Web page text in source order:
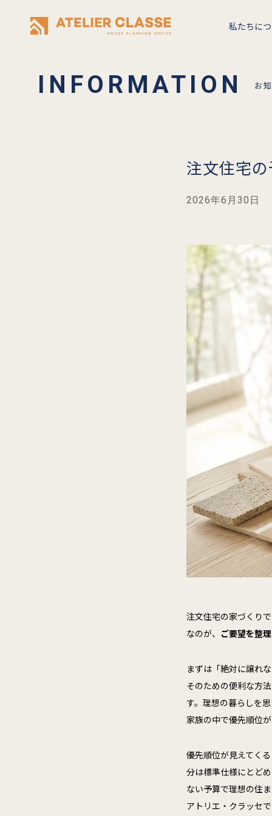
私たちに
お
注文住宅
2026年6月30日
注文住宅の家づくり
なのが、 ご要望を整
まずは「絶対に譲れ
そのための便利な方
す。理想の暮らしを
家族の中で優先順位
優先順位が見えてく
分は標準仕様にとど
ない予算で理想の住
アトリエ・クラッセ